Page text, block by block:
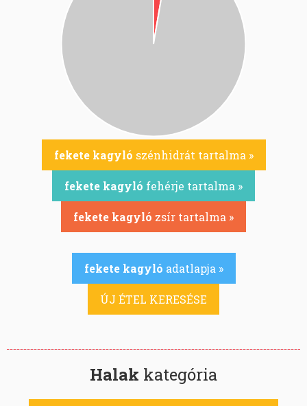
fekete kagyló szénhidrát tartalma »
fekete kagyló fehérje tartalma »
fekete kagyló zsír tartalma »
fekete kagyló adatlapja »
ÚJ ÉTEL KERESÉSE
Halak kategória